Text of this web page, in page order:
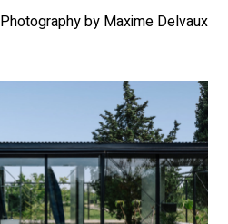
Photography by Maxime Delvaux